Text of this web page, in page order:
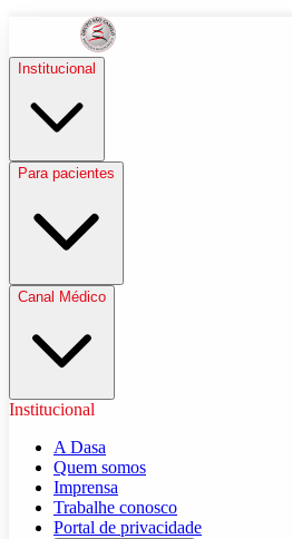
Institucional
Para pacientes
Canal Médico
Institucional
A Dasa
Quem somos
Imprensa
Trabalhe conosco
Portal de privacidade